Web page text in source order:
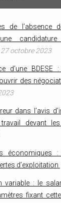
de l’absence
27 octobre 2023
d’une BDESE :
des
dans l’avis
devant
économiques
d’exploitation
variable : le
fixant